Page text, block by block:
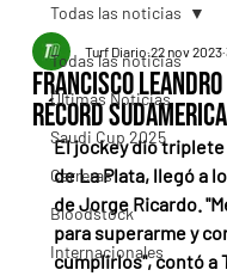
Todas las noticias
Últimas Noticias
Saudi Cup 2025
Carreras
Bloodstock
Internacionales
Todas las noticias
Francisco
récord
Turf Diario 22 nov 2023
El jockey dio
de La Plata, llegó a
de Jorge Ricardo.
para superarme y
cumplirlos", contó a